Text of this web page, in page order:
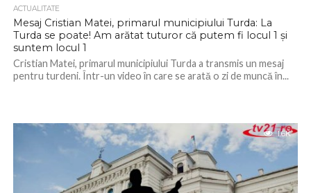
ACTUALITATE
Mesaj Cristian Matei, primarul municipiului Turda: La
Turda se poate! Am arătat tuturor că putem fi locul 1 și
suntem locul 1
Cristian Matei, primarul municipiului Turda a transmis un mesaj
pentru turdeni. Într-un video în care se arată o zi de muncă în...
1.6K